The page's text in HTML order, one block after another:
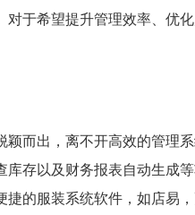
于希望提升管理效率、优
而出，离不开高效的管理
存以及财务报表自动生成
的服装系统软件，如店易